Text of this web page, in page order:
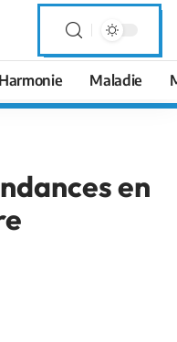
Harmonie Maladie
en